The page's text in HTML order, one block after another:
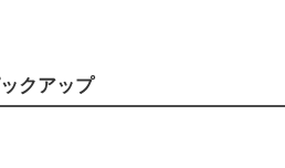
クアップ